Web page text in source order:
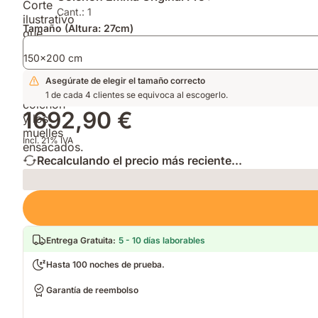
que
reduce
alérgenos
para
durmientes
sensibles.
en
firmeza
y
altura
para
adaptarse
tu
postura.
y
Edredón
Emma
de
Verano.
Cant.: 1
Tamaño (Altura: 27cm)
150x200 cm
Asegúrate de elegir el tamaño correcto
1 de cada 4 clientes se equivoca al escogerlo.
1692,90 €
Incl. 21% IVA
Recalculando el precio más reciente...
Loading
Entrega Gratuita: 5 - 10 días laborables
Hasta 100 noches de prueba.
Garantía de reembolso